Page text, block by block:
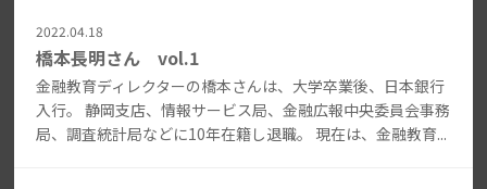
2022.04.18
橋本長明さん vol.1
金融教育ディレクターの橋本さんは、大学卒業後、日本銀行
入行。 静岡支店、情報サービス局、金融広報中央委員会事務
局、調査統計局などに10年在籍し退職。 現在は、金融教育...